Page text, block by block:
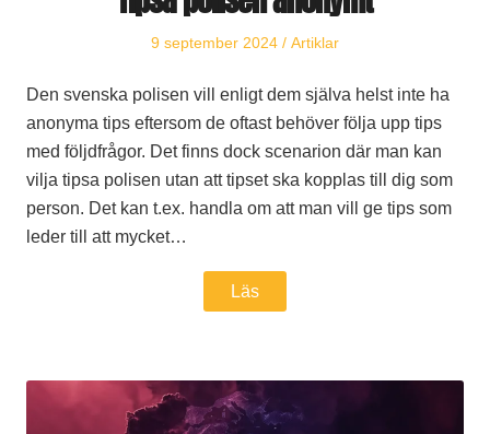
Publicerat
9 september 2024
Publicerat
Artiklar
Den svenska polisen vill enligt dem själva helst inte ha
anonyma tips eftersom de oftast behöver följa upp tips
med följdfrågor. Det finns dock scenarion där man kan
vilja tipsa polisen utan att tipset ska kopplas till dig som
person. Det kan t.ex. handla om att man vill ge tips som
leder till att mycket…
Läs